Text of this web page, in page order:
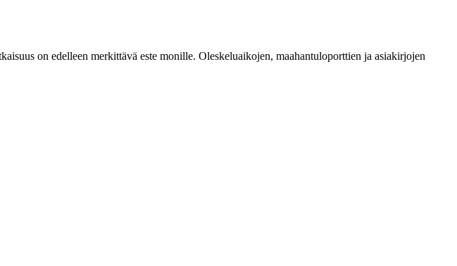
on edelleen merkittävä este monille. Oleskeluaikojen, maahantuloporttien ja asiakirjojen